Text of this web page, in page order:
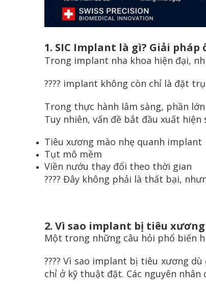
1. SIC Implant là gì? Giải
Trong implant nha khoa hiện đại,
???? implant không còn chỉ là đặt
Trong thực hành lâm sàng, phần
Tuy nhiên, vấn đề bắt đầu xuất hiện
Tiêu xương mào nhẹ quanh implant
Tụt mô mềm
Viền nướu thay đổi theo thời gian
???? Đây không phải là thất bại,
2. Vì sao implant bị tiêu
Một trong những câu hỏi phổ biến
???? Vì sao implant bị tiêu xương
chỉ ở kỹ thuật đặt. Các nguyên nhân